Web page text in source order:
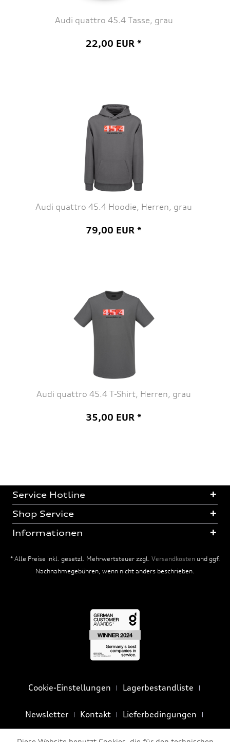
Audi quattro 45.4 Tasse, grau
22,00 EUR *
Audi quattro 45.4 Hoodie, Herren, grau
79,00 EUR *
Audi quattro 45.4 T-Shirt, Herren, grau
35,00 EUR *
Service Hotline
Shop Service
Informationen
* Alle Preise inkl. gesetzl. Mehrwertsteuer zzgl. Versandkostenund ggf.
Nachnahmegebühren, wenn nicht anders beschrieben.
Cookie-Einstellungen Lagerbestandliste
Newsletter Kontakt Lieferbedingungen